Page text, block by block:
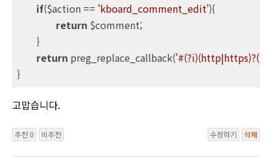
if($action == 'kboard_comment_edit'){
return $comment;
return preg_replace_callback('#(?i)(http|https)?(://
}
고맙습니다.
추천 0 비추천 수정하기 삭제